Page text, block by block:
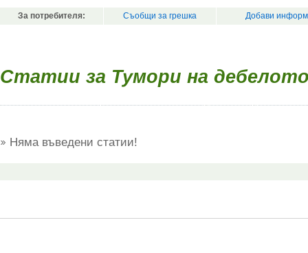
За потребителя: Съобщи за грешка Добави
Статии за Тумори на
Няма въведени статии!